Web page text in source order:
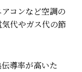
コンなど空調の
代やガス代の節
導率が高いた